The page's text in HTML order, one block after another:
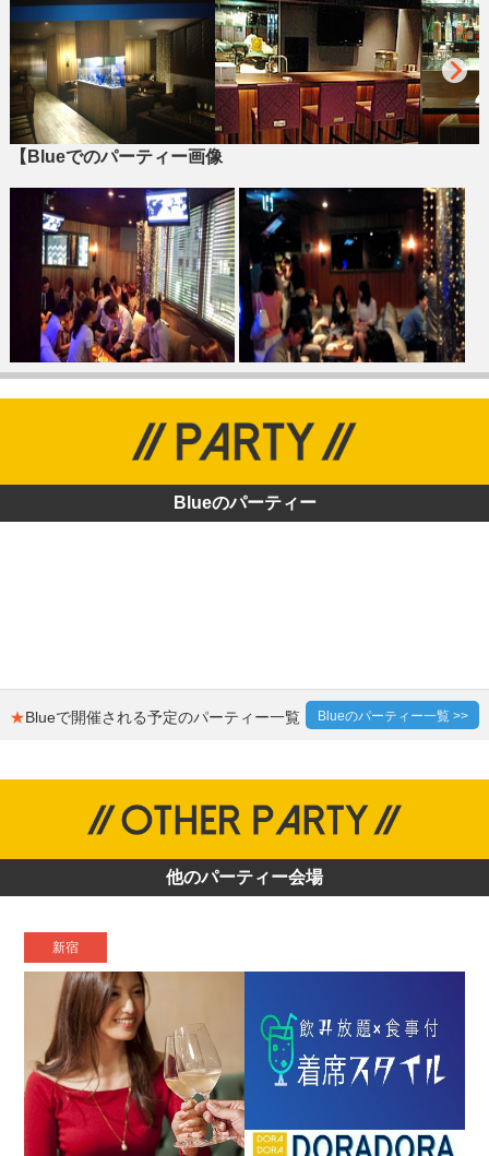
【Blueでのパーティー画像
Blueのパーティー
★Blueで開催される予定のパーティー一覧 Blueのパーティー一覧 >>
他のパーティー会場
新宿